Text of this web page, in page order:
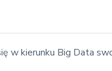
w kierunku Big Data